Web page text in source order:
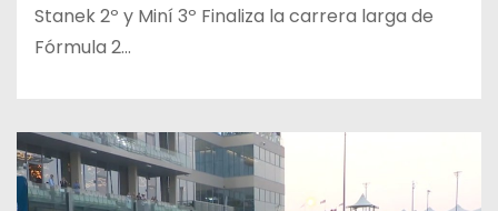
Stanek 2º y Miní 3º Finaliza la carrera larga de
Fórmula 2…